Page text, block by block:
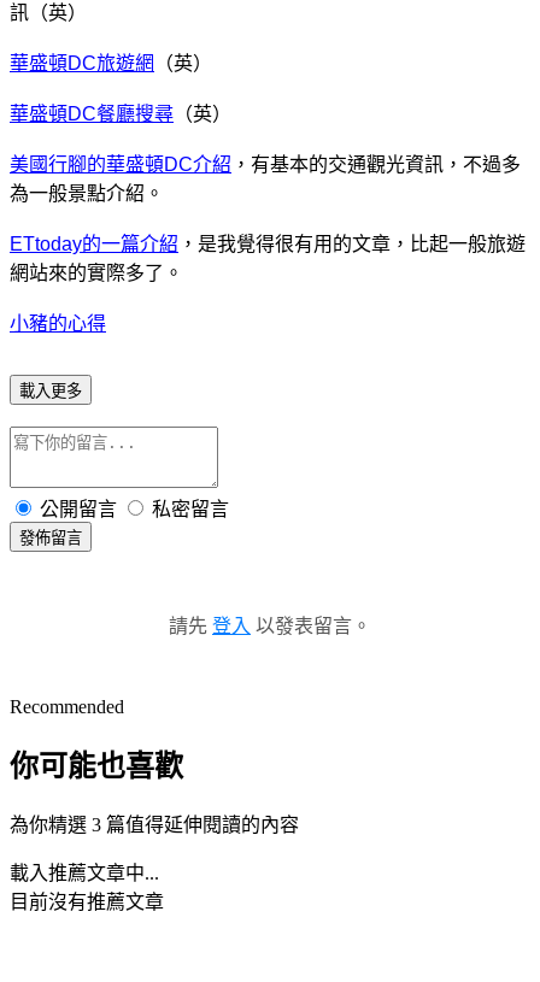
訊（英）
華盛頓DC旅遊網 （英）
華盛頓DC餐廳搜尋 （英）
美國行腳的華盛頓DC介紹 ，有基本的交通觀光資訊，不過多
為一般景點介紹。
ETtoday的一篇介紹 ，是我覺得很有用的文章，比起一般旅遊
網站來的實際多了。
小豬的心得
載入更多
公開留言 私密留言
發佈留言
請先 登入 以發表留言。
Recommended
你可能也喜歡
為你精選 3 篇值得延伸閱讀的內容
載入推薦文章中...
目前沒有推薦文章